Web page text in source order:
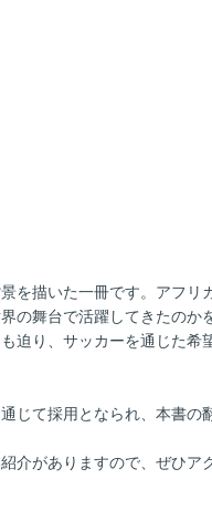
を描いた一冊です。アフリ
の舞台で活躍してきたのか
迫り、サッカーを通じた希
じて採用となられ、本書の
介がありますので、ぜひア